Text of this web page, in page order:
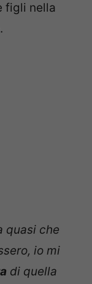
figli nella
quasi che
io mi
di quella